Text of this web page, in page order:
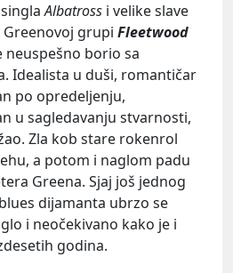
singlaAlbatross i velike slave
grupi Fleetwood
neuspešno borio sa
Idealista u duši, romantičar
po opredeljenju,
u sagledavanju stvarnosti,
Zla kob stare rokenrol
a potom i naglom padu
Greena. Sjaj još jednog
dijamanta ubrzo se
i neočekivano kako je i
godina.